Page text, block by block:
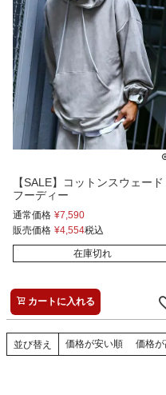
【SALE】コットンスウェード
フーディー
通常価格 ¥7,590
販売価格 ¥4,554税込
在庫切れ
カートに入れる
並び替え 価格が安い順 価格